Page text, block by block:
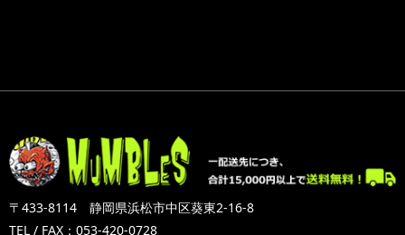
〒433-8114 静岡県浜松市中区葵東2-16-8
TEL / FAX：053-420-0728